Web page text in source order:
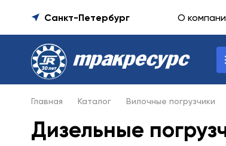
Санкт-Петербург О
Главная Каталог Вилочные погрузчики
Дизельные